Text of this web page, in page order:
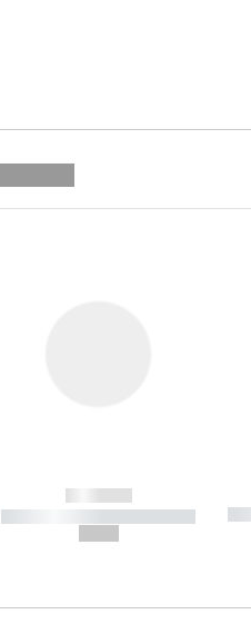
------------
----------- ----------- -----------